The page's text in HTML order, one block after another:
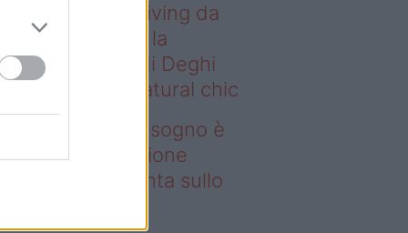
– Avere un living da
è possibile: la
Karan di Deghi
sullo stile natural chic
un living da sogno è
la collezione
di Deghi punta sullo